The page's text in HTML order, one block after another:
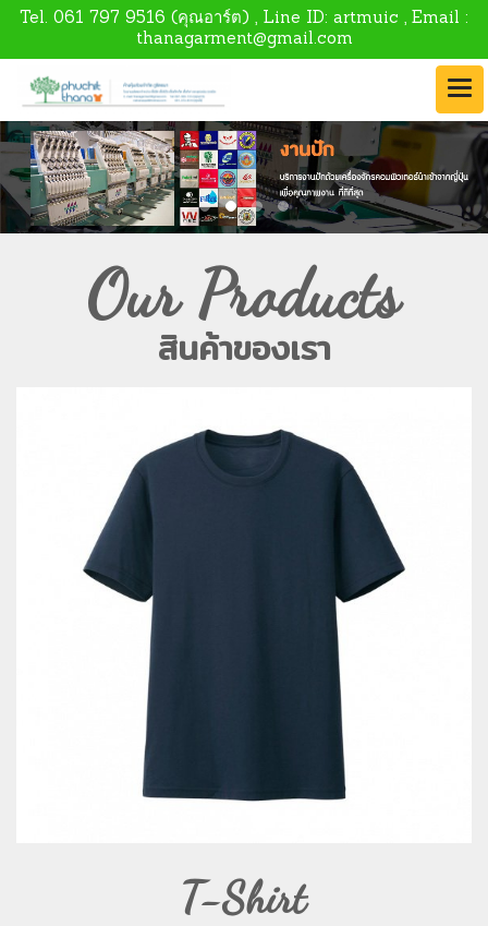
Tel. 061 797 9516 (คุณอาร์ต) , Line ID: artmuic , Email :
thanagarment@gmail.com
Our Products
สินค้าของเรา
T-Shirt